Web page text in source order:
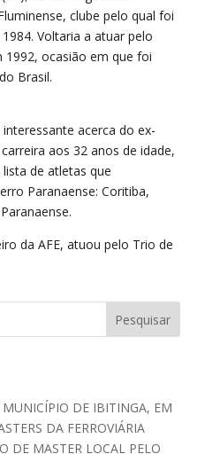
clube pelo qual foi
Voltaria a atuar pelo
ocasião em que foi
Brasil.
acerca do ex-
aos 32 anos de idade,
de atletas que
Paranaense: Coritiba,
da AFE, atuou pelo Trio de
DE IBITINGA, EM
DA FERROVIÁRIA
DE MASTER LOCAL PELO